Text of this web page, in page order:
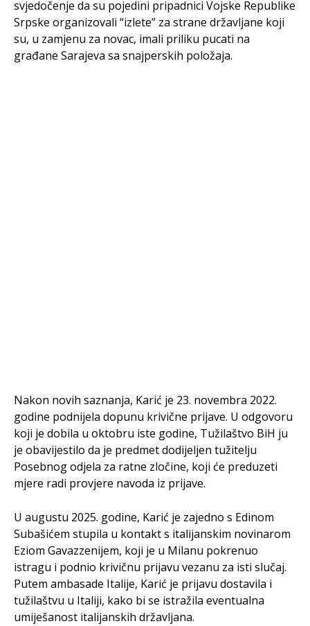
svjedočenje da su pojedini pripadnici Vojske Republike
Srpske organizovali “izlete” za strane državljane koji
su, u zamjenu za novac, imali priliku pucati na
građane Sarajeva sa snajperskih položaja.
Nakon novih saznanja, Karić je 23. novembra 2022.
godine podnijela dopunu krivične prijave. U odgovoru
koji je dobila u oktobru iste godine, Tužilaštvo BiH ju
je obavijestilo da je predmet dodijeljen tužitelju
Posebnog odjela za ratne zločine, koji će preduzeti
mjere radi provjere navoda iz prijave.
U augustu 2025. godine, Karić je zajedno s Edinom
Subašićem stupila u kontakt s italijanskim novinarom
Eziom Gavazzenijem, koji je u Milanu pokrenuo
istragu i podnio krivičnu prijavu vezanu za isti slučaj.
Putem ambasade Italije, Karić je prijavu dostavila i
tužilaštvu u Italiji, kako bi se istražila eventualna
umiješanost italijanskih državljana.